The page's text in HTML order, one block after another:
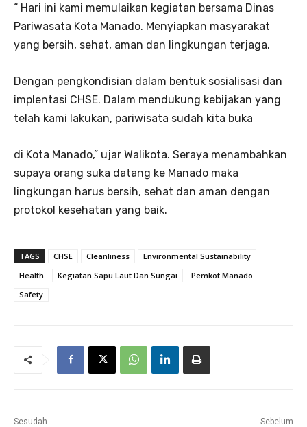
“ Hari ini kami memulaikan kegiatan bersama Dinas
Pariwasata Kota Manado. Menyiapkan masyarakat
yang bersih, sehat, aman dan lingkungan terjaga.
Dengan pengkondisian dalam bentuk sosialisasi dan
implentasi CHSE. Dalam mendukung kebijakan yang
telah kami lakukan, pariwisata sudah kita buka
di Kota Manado,” ujar Walikota. Seraya menambahkan
supaya orang suka datang ke Manado maka
lingkungan harus bersih, sehat dan aman dengan
protokol kesehatan yang baik.
TAGS CHSE Cleanliness
Environmental Sustainability
Health
Kegiatan Sapu Laut Dan Sungai
Pemkot Manado
Safety
Sesudah Sebelum